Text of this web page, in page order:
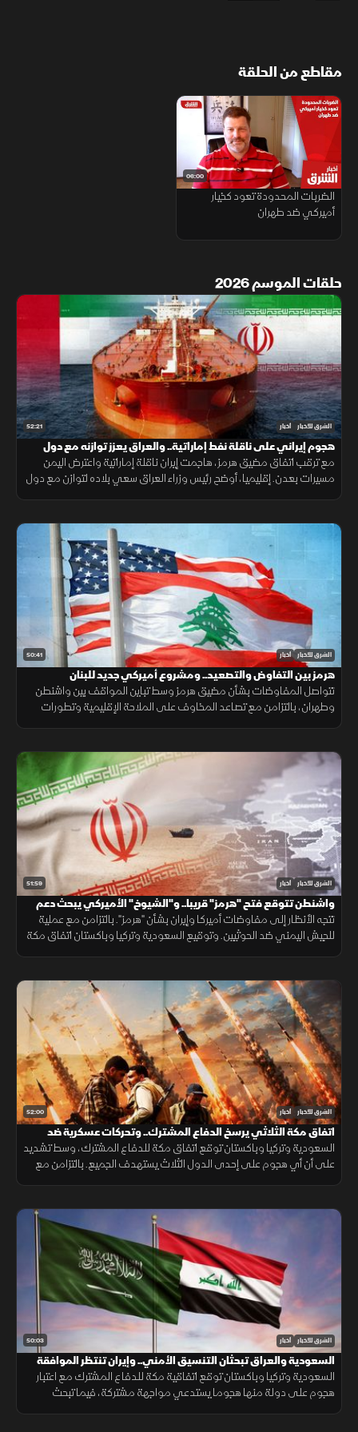
مقاطع من الحلقة
06:00
الضربات المحدودة تعود كخيار
أميركي ضد طهران
حلقات الموسم 2026
52:21 الشرق للأخبار أخبار
هجوم إيراني على ناقلة نفط إماراتية.. والعراق يعزز توازنه مع دول
الجوار
مع ترقب اتفاق مضيق هرمز، هاجمت إيران ناقلة إماراتية واعترض اليمن
مسيرات بعدن. إقليميا، أوضح رئيس وزراء العراق سعي بلاده لتوازن مع دول
50:41 الشرق للأخبار أخبار
هرمز بين التفاوض والتصعيد.. ومشروع أميركي جديد للبنان
تتواصل المفاوضات بشأن مضيق هرمز وسط تباين المواقف بين واشنطن
وطهران، بالتزامن مع تصاعد المخاوف على الملاحة الإقليمية وتطورات
51:59 الشرق للأخبار أخبار
واشنطن تتوقع فتح "هرمز" قريبا.. و"الشيوخ" الأميركي يبحث دعم
لبنان
تتجه الأنظار إلى مفاوضات أميركا وإيران بشأن "هرمز". بالتزامن مع عملية
للجيش اليمني ضد الحوثيين. وتوقيع السعودية وتركيا وباكستان اتفاق مكة
52:00 الشرق للأخبار أخبار
اتفاق مكة الثلاثي يرسخ الدفاع المشترك.. وتحركات عسكرية ضد
الحوثيين
السعودية وتركيا وباكستان توقع اتفاق مكة للدفاع المشترك، وسط تشديد
على أن أي هجوم على إحدى الدول الثلاث يستهدف الجميع. بالتزامن مع
50:03 الشرق للأخبار أخبار
السعودية والعراق تبحثان التنسيق الأمني.. وإيران تنتظر الموافقة
على اتفاق "هرمز"
السعودية وتركيا وباكستان توقع اتفاقية مكة للدفاع المشترك مع اعتبار
هجوم على دولة منها هجوما يستدعي مواجهة مشتركة، فيما تبحث